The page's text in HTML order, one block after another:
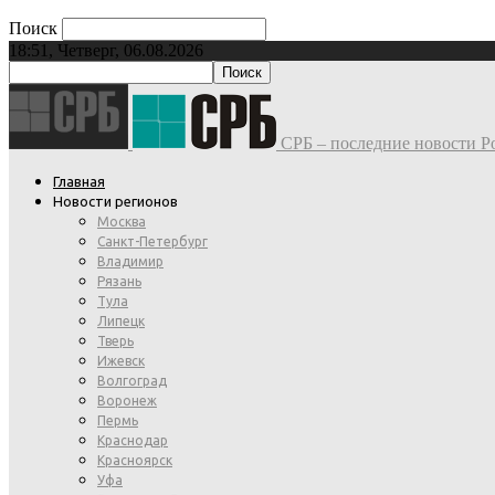
Поиск
18:51, Четверг, 06.08.2026
СРБ – последние новости
Главная
Новости регионов
Москва
Санкт-Петербург
Владимир
Рязань
Тула
Липецк
Тверь
Ижевск
Волгоград
Воронеж
Пермь
Краснодар
Красноярск
Уфа